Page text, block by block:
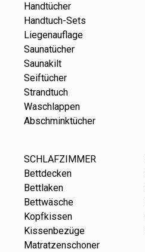
Handtücher
Handtuch-Sets
Liegenauflage
Saunatücher
Saunakilt
Seiftücher
Strandtuch
Waschlappen
Abschminktücher
SCHLAFZIMMER
Bettdecken
Bettlaken
Bettwäsche
Kopfkissen
Kissenbezüge
Matratzenschoner